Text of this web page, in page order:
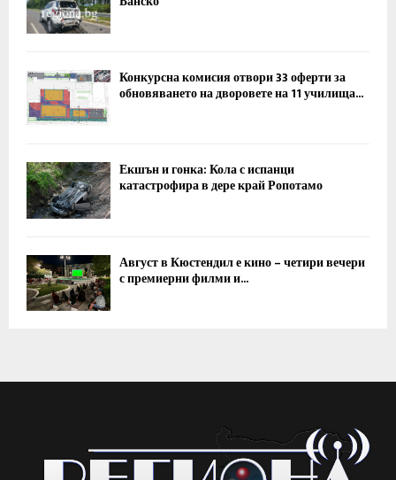
Конкурсна комисия отвори 33 оферти за
обновяването на дворовете на 11 училища...
Екшън и гонка: Кола с испанци
катастрофира в дере край Ропотамо
Август в Кюстендил е кино – четири вечери
с премиерни филми и...